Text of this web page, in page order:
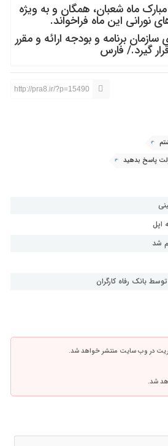
ماه شعبان، همگان و به ویژه
نورانی این ماه فراخواند.
برنامه و بودجه ارائه و مقرر
گیرد./ فارس
http://pra8.ir/?p=15490
پاسخ بدهید
اپل
شد
در وب سایت منتشر خواهد شد.
شد.